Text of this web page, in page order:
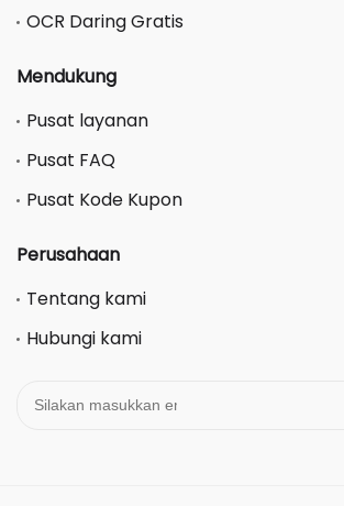
OCR Daring Gratis
Mendukung
Pusat layanan
Pusat FAQ
Pusat Kode Kupon
Perusahaan
Tentang kami
Hubungi kami